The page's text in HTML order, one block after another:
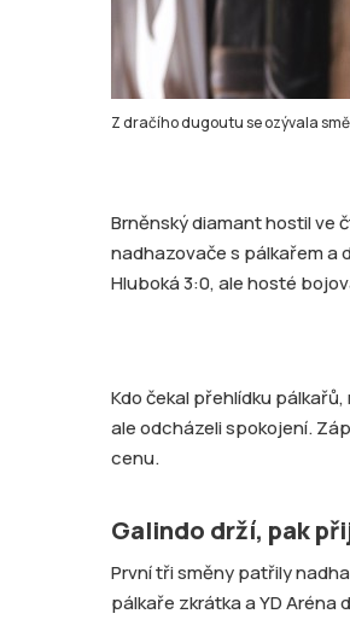
Z dračího dugoutu se ozývala
Brněnský diamant hostil
nadhazovače s pálkařem a
Hluboká 3:0, ale hosté
Kdo čekal přehlídku
ale odcházeli spokojení.
cenu.
Galindo drží, pak
První tři směny patřily
pálkaře zkrátka a YD Aréna